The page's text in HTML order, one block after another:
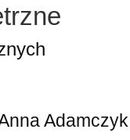
Adamczyk